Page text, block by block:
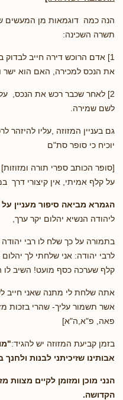
הנה כמה דוגמאות מן המעשים
תשרה השכינה:
1] אדם הרוכש דירה חייב
את הנכס למכירה, האם הוא ישר
2] לאחר שכבר רכש את הנכס,
לשם שמירה.
גם בעניין המזוזה ,עליו להיזהר
יוכיח כי סופר סת"ם
[סופר הכותב ספרי תורה
על קלף אמיתי, אין קיצורי דרך
הגמרא מביאה סיפור מעניין על
ליהודה הנשיא יהלום יקר ערך,
בתמורה על כך שלח לו רבי
לרבי יהודה: אני שלחתי לך
קלף שערכה כסף מועט! השיב לו
אתה שלחת לי מתנה שאני חייב
אשר תשמור עליך- שהרי בזכות
פאה, פ"א,ה"א]
בזמן קביעת המזוזה יש להגיד:
אבותינו שזיכיתני לבנות ולחנך
הנני מוכן ומזומן לקיים מצוות
הקדושה.